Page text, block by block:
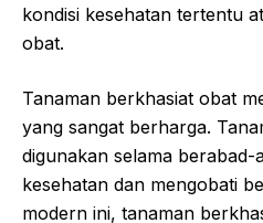
kondisi kesehatan tertentu
obat.
Tanaman berkhasiat obat
yang sangat berharga.
digunakan selama berabad-
kesehatan dan mengobati
modern ini, tanaman